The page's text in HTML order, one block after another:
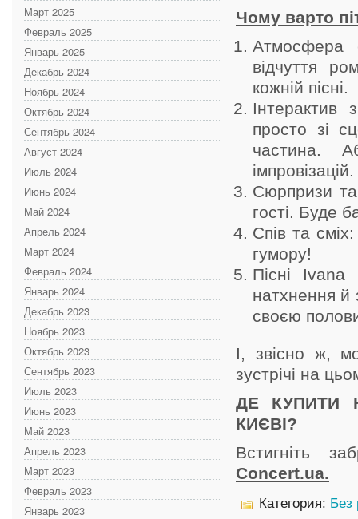
Март 2025
Февраль 2025
Январь 2025
Декабрь 2024
Ноябрь 2024
Октябрь 2024
Сентябрь 2024
Август 2024
Июль 2024
Июнь 2024
Май 2024
Апрель 2024
Март 2024
Февраль 2024
Январь 2024
Декабрь 2023
Ноябрь 2023
Октябрь 2023
Сентябрь 2023
Июль 2023
Июнь 2023
Май 2023
Апрель 2023
Март 2023
Февраль 2023
Январь 2023
Чому варто
Атмосфера
відчуття
кожній пісні.
Інтерактив
просто зі
частина.
імпровізацій.
Сюрпризи та
гості. Буде
Спів та
гумору!
Пісні
натхнення й
своєю
І, звісно ж,
зустрічі на
ДЕ КУПИТИ
КИЄВІ?
Встигніть
Concert.ua.
Категория: Без